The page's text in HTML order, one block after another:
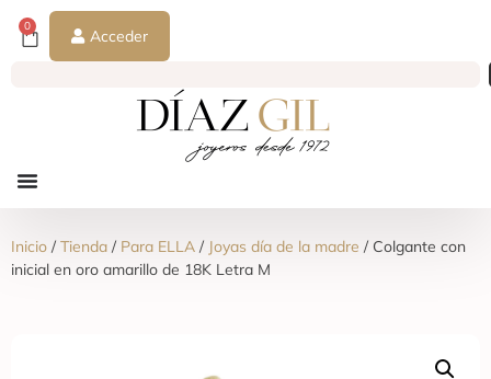
0
Acceder
Inicio /Tienda / Para ELLA / Joyas día de la madre / Colgante con
inicial en oro amarillo de 18K Letra M